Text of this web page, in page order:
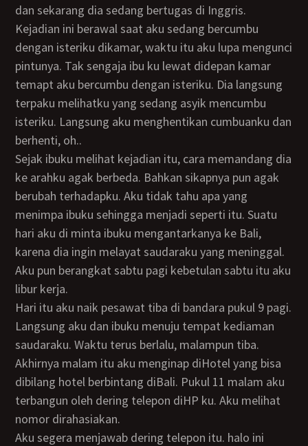
dan sekarang dia sedang bertugas di Inggris.
Kejadian ini berawal saat aku sedang bercumbu
dengan isteriku dikamar, waktu itu aku lupa mengunci
pintunya. Tak sengaja ibu ku lewat didepan kamar
temapt aku bercumbu dengan isteriku. Dia langsung
terpaku melihatku yang sedang asyik mencumbu
isteriku. Langsung aku menghentikan cumbuanku dan
berhenti, oh..
Sejak ibuku melihat kejadian itu, cara memandang dia
ke arahku agak berbeda. Bahkan sikapnya pun agak
berubah terhadapku. Aku tidak tahu apa yang
menimpa ibuku sehingga menjadi seperti itu. Suatu
hari aku di minta ibuku mengantarkanya ke Bali,
karena dia ingin melayat saudaraku yang meninggal.
Aku pun berangkat sabtu pagi kebetulan sabtu itu aku
libur kerja.
Hari itu aku naik pesawat tiba di bandara pukul 9 pagi.
Langsung aku dan ibuku menuju tempat kediaman
saudaraku. Waktu terus berlalu, malampun tiba.
Akhirnya malam itu aku menginap diHotel yang bisa
dibilang hotel berbintang diBali. Pukul 11 malam aku
terbangun oleh dering telepon diHP ku. Aku melihat
nomor dirahasiakan.
Aku segera menjawab dering telepon itu. halo ini